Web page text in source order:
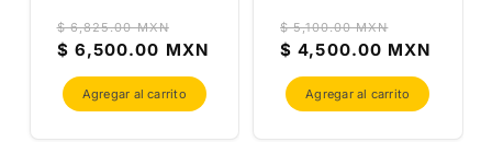
Precio
$ 6,825.00 MXN
Precio
oferta
$ 6,500.00 MXN
Agregar al carrito
Precio
$ 5,100.00 MXN
Precio
oferta
$ 4,500.00 MXN
Agregar al carrito